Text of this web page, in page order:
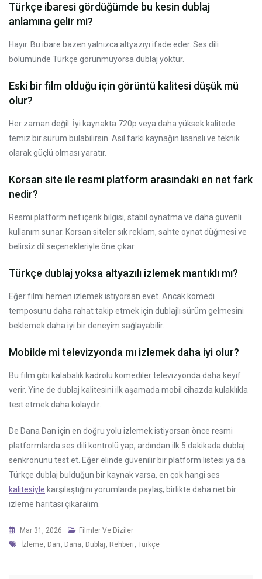
Türkçe ibaresi gördüğümde bu kesin dublaj
anlamına gelir mi?
Hayır. Bu ibare bazen yalnızca altyazıyı ifade eder. Ses dili
bölümünde Türkçe görünmüyorsa dublaj yoktur.
Eski bir film olduğu için görüntü kalitesi düşük mü
olur?
Her zaman değil. İyi kaynakta 720p veya daha yüksek kalitede
temiz bir sürüm bulabilirsin. Asıl farkı kaynağın lisanslı ve teknik
olarak güçlü olması yaratır.
Korsan site ile resmi platform arasındaki en net fark
nedir?
Resmi platform net içerik bilgisi, stabil oynatma ve daha güvenli
kullanım sunar. Korsan siteler sık reklam, sahte oynat düğmesi ve
belirsiz dil seçenekleriyle öne çıkar.
Türkçe dublaj yoksa altyazılı izlemek mantıklı mı?
Eğer filmi hemen izlemek istiyorsan evet. Ancak komedi
temposunu daha rahat takip etmek için dublajlı sürüm gelmesini
beklemek daha iyi bir deneyim sağlayabilir.
Mobilde mi televizyonda mı izlemek daha iyi olur?
Bu film gibi kalabalık kadrolu komediler televizyonda daha keyif
verir. Yine de dublaj kalitesini ilk aşamada mobil cihazda kulaklıkla
test etmek daha kolaydır.
De Dana Dan için en doğru yolu izlemek istiyorsan önce resmi
platformlarda ses dili kontrolü yap, ardından ilk 5 dakikada dublaj
senkronunu test et. Eğer elinde güvenilir bir platform listesi ya da
Türkçe dublaj bulduğun bir kaynak varsa, en çok hangi ses
kalitesiyle karşılaştığını yorumlarda paylaş; birlikte daha net bir
izleme haritası çıkaralım.
Mar 31, 2026
Filmler Ve Diziler
Tags
İzleme, Dan , Dana , Dublaj , Rehberi , Türkçe